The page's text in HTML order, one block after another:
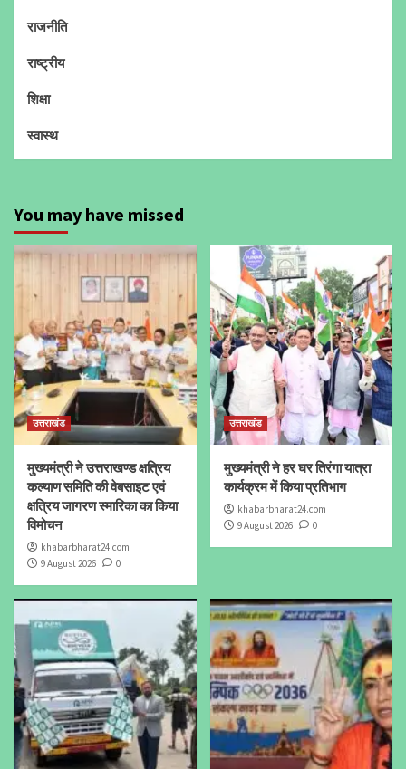
राजनीति
राष्ट्रीय
शिक्षा
स्वास्थ
You may have missed
उत्तराखंड
मुख्यमंत्री ने उत्तराखण्ड क्षत्रिय
कल्याण समिति की वेबसाइट एवं
क्षत्रिय जागरण स्मारिका का किया
विमोचन
khabarbharat24.com
9 August 2026
0
उत्तराखंड
मुख्यमंत्री ने हर घर तिरंगा यात्रा
कार्यक्रम में किया प्रतिभाग
khabarbharat24.com
9 August 2026
0